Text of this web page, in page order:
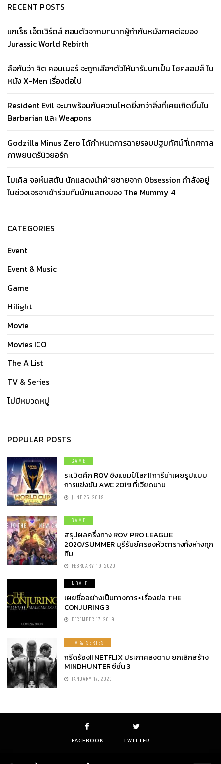
RECENT POSTS
แกเร็ธ เอ็ดเวิร์ดส์ ถอนตัวจากบทบาทผู้กำกับหนังภาคต่อของ
Jurassic World Rebirth
ลือกันว่า คิต คอนเนอร์ จะถูกเลือกตัวให้มารับบทเป็น ไซคลอปส์ ใน
หนัง X-Men เรื่องต่อไป
Resident Evil จะมาพร้อมกับความโหดยิ่งกว่าสิ่งที่เคยเกิดขึ้นใน
Barbarian และ Weapons
Godzilla Minus Zero ได้กำหนดการฉายรอบปฐมทัศน์ที่เทศกาล
ภาพยนตร์นิวยอร์ก
ไมเคิล จอห์นสตัน นักแสดงนำฝ่ายชายจาก Obsession กำลังอยู่
ในช่วงเจรจาเข้าร่วมทีมนักแสดงของ The Mummy 4
CATEGORIES
Event
Event & Music
Game
Hilight
Movie
Movies ICO
The A List
TV & Series
ไม่มีหมวดหมู่
POPULAR POSTS
GAME
ระเบิดศึก ROV ชิงแชมป์โลก!! การีน่าเผยรูปแบบ
การแข่งขัน AWC 2019 ที่เวียดนาม
JUNE 26, 2019
GAME
สรุปผลครึ่งทาง ROV PRO LEAGUE
2020/SUMMER บุรีรัมย์ครองหัวตารางทิ้งห่างทุก
ทีม
FEBRUARY 19, 2020
MOVIE
เผยชื่ออย่างเป็นทางการ+เรื่องย่อ THE
CONJURING 3
DECEMBER 17, 2019
TV & SERIES
กรีดร้อง!! NETFLIX ประกาศลงดาบ ยกเลิกสร้าง
MINDHUNTER ซีซั่น 3
JANUARY 17, 2020
FACEBOOK TWITTER